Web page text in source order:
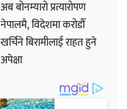
अब बोनम्यारो प्रत्यारोपण
नेपालमै, विदेशमा करोडौँ
खर्चिने बिरामीलाई राहत हुने
अपेक्षा